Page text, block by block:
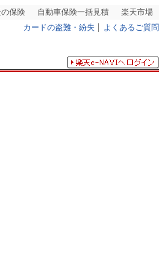
保険 自動車保険一括見積
楽天市場
カードの盗難・紛失
よくあるご質問